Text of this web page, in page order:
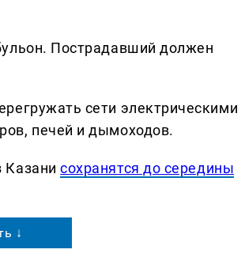
Пострадавший должен
сети электрическими
печей и дымоходов.
Казанисохранятся до середины
↓